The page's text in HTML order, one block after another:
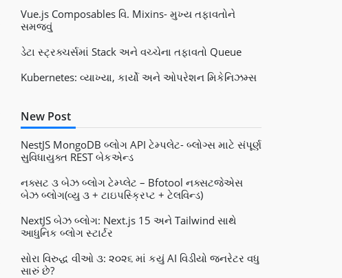
Vue.js Composables વિ. Mixins- મુખ્ય તફાવતોને
સમજવું
ડેટા સ્ટ્રક્ચર્સમાં Stack અને વચ્ચેના તફાવતો Queue
Kubernetes: વ્યાખ્યા, કાર્યો અને ઓપરેશન મિકેનિઝમ્સ
New Post
NestJS MongoDB બ્લોગ API ટેમ્પલેટ- બ્લોગ્સ માટે સંપૂર્ણ
સુવિધાયુક્ત REST બેકએન્ડ
નક્સટ ૩ બેઝ બ્લોગ ટેમ્પ્લેટ – Bfotool નક્સટજેએસ
બેઝ બ્લોગ(વ્યુ ૩ + ટાઇપસ્ક્રિપ્ટ + ટેલવિન્ડ)
NextJS બેઝ બ્લોગ: Next.js 15 અને Tailwind સાથે
આધુનિક બ્લોગ સ્ટાર્ટર
સોરા વિરુદ્ધ વીઓ ૩: ૨૦૨૬ માં કયું AI વિડીયો જનરેટર વધુ
સારું છે?